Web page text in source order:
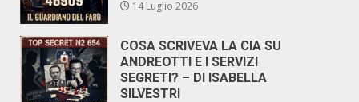
14 Luglio 2026
COSA SCRIVEVA LA CIA SU
ANDREOTTI E I SERVIZI
SEGRETI? – DI ISABELLA
SILVESTRI